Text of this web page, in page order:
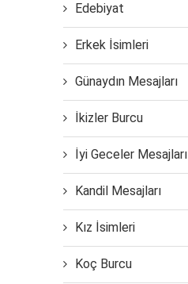
Edebiyat
Erkek İsimleri
Günaydın Mesajları
İkizler Burcu
İyi Geceler Mesajları
Kandil Mesajları
Kız İsimleri
Koç Burcu